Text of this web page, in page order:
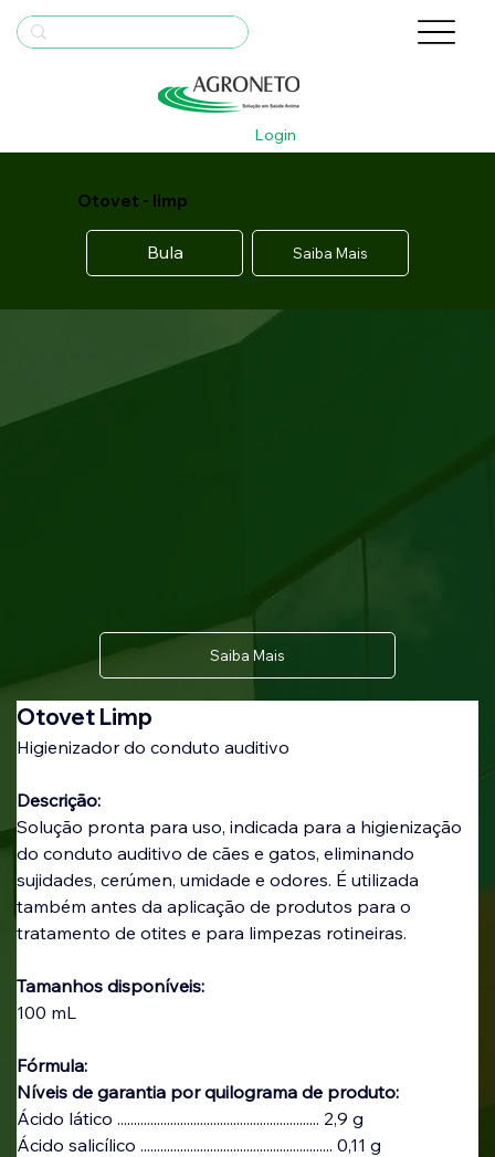
Login
Otovet - limp
Bula Saiba Mais
Otovet Limp
Higienizador do conduto auditivo
Descrição:
Solução pronta para uso, indicada para a higienização
do conduto auditivo de cães e gatos, eliminando
sujidades, cerúmen, umidade e odores. É utilizada
também antes da aplicação de produtos para o
tratamento de otites e para limpezas rotineiras.
Tamanhos disponíveis:
100 mL
Fórmula:
Níveis de garantia por quilograma de produto:
Ácido lático ............................................................. 2,9 g
Ácido salicílico .......................................................... 0,11 g
Saiba Mais